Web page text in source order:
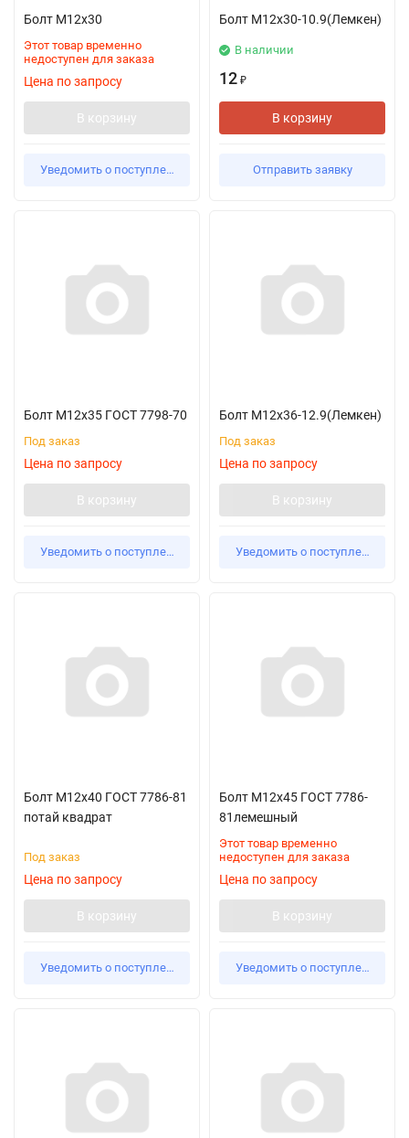
Болт М12х30
Этот товар временно
недоступен для заказа
Цена по запросу
В корзину
Уведомить о поступлении
Болт М12х30-10.9(Лемкен)
В наличии
12 ₽
В корзину
Отправить заявку
Болт М12х35 ГОСТ 7798-70
Под заказ
Цена по запросу
В корзину
Уведомить о поступлении
Болт М12х36-12.9(Лемкен)
Под заказ
Цена по запросу
В корзину
Уведомить о поступлении
Болт М12х40 ГОСТ 7786-81
потай квадрат
Под заказ
Цена по запросу
В корзину
Уведомить о поступлении
Болт М12х45 ГОСТ 7786-
81лемешный
Этот товар временно
недоступен для заказа
Цена по запросу
В корзину
Уведомить о поступлении